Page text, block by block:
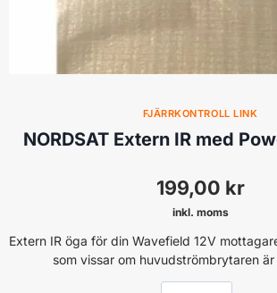
FJÄRRKONTROLL LINK
NORDSAT Extern IR med
199,00 kr
inkl. moms
Extern IR öga för din Wavefield 12V
som vissar om huvudströmbrytaren